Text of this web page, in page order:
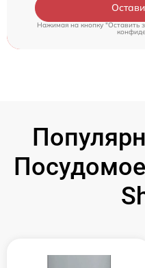
Нажимая на кнопку "Оставить